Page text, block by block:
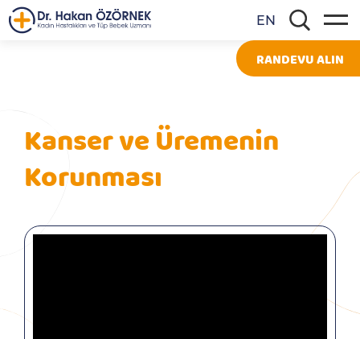
EN
RANDEVU ALIN
Kanser ve Üremenin
Korunması